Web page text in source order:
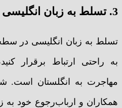
3. تسلط به زبان انگلیسی
تسلط به زبان انگلیسی در
به راحتی ارتباط برقرار
مهاجرت به انگلستان است. شما
همکاران و ارباب‌رجوع خود به